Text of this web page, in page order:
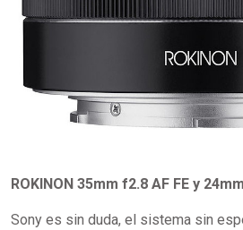
ROKINON 35mm f2.8 AF FE y
Sony es sin duda, el sistema sin